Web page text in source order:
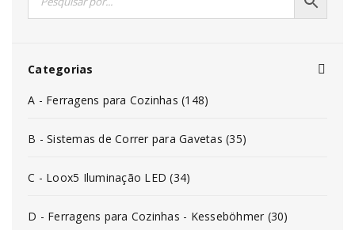
Categorias
A - Ferragens para Cozinhas (148)
B - Sistemas de Correr para Gavetas (35)
C - Loox5 Iluminação LED (34)
D - Ferragens para Cozinhas - Kesseböhmer (30)